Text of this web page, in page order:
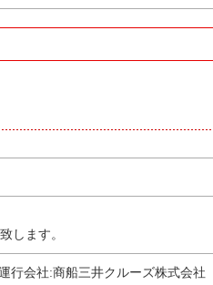
します。
行会社:商船三井クルーズ株式会社